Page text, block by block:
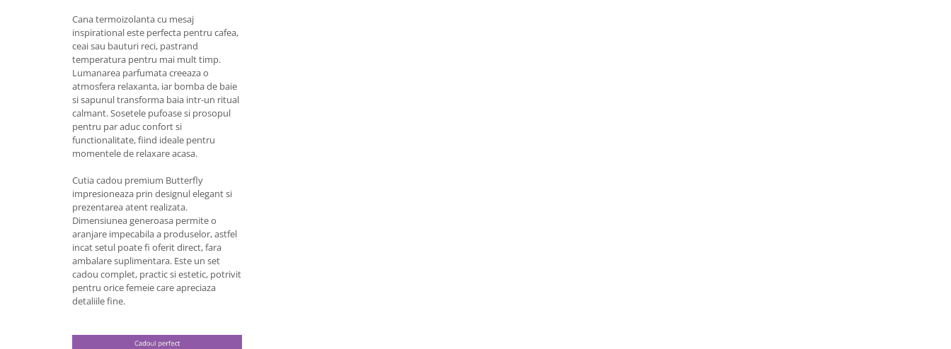
Cana termoizolanta cu mesaj
inspirational este perfecta pentru cafea,
ceai sau bauturi reci, pastrand
temperatura pentru mai mult timp.
Lumanarea parfumata creeaza o
atmosfera relaxanta, iar bomba de baie
si sapunul transforma baia intr-un ritual
calmant. Sosetele pufoase si prosopul
pentru par aduc confort si
functionalitate, fiind ideale pentru
momentele de relaxare acasa.
Cutia cadou premium Butterfly
impresioneaza prin designul elegant si
prezentarea atent realizata.
Dimensiunea generoasa permite o
aranjare impecabila a produselor, astfel
incat setul poate fi oferit direct, fara
ambalare suplimentara. Este un set
cadou complet, practic si estetic, potrivit
pentru orice femeie care apreciaza
detaliile fine.